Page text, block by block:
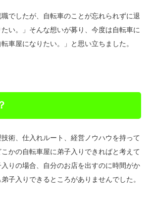
でしたが、自転車のことが忘れられずに退
い。」そんな想いが募り、今度は自転車に
車屋になりたい。」と思い立ちました。
術、仕入れルート、経営ノウハウを持って
かの自転車屋に弟子入りできればと考えて
りの場合、自分のお店を出すのに時間がか
子入りできるところがありませんでした。